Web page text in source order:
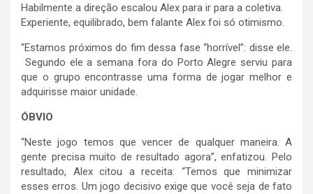
Habilmente a direção escalou Alex para ir para a coletiva.
Experiente, equilibrado, bem falante Alex foi só otimismo.
“Estamos próximos do fim dessa fase “horrível”: disse ele.
Segundo ele a semana fora do Porto Alegre serviu para
que o grupo encontrasse uma forma de jogar melhor e
adquirisse maior unidade.
ÓBVIO
“Neste jogo temos que vencer de qualquer maneira. A
gente precisa muito de resultado agora”, enfatizou. Pelo
resultado, Alex citou a receita: “Temos que minimizar
esses erros. Um jogo decisivo exige que você seja de fato